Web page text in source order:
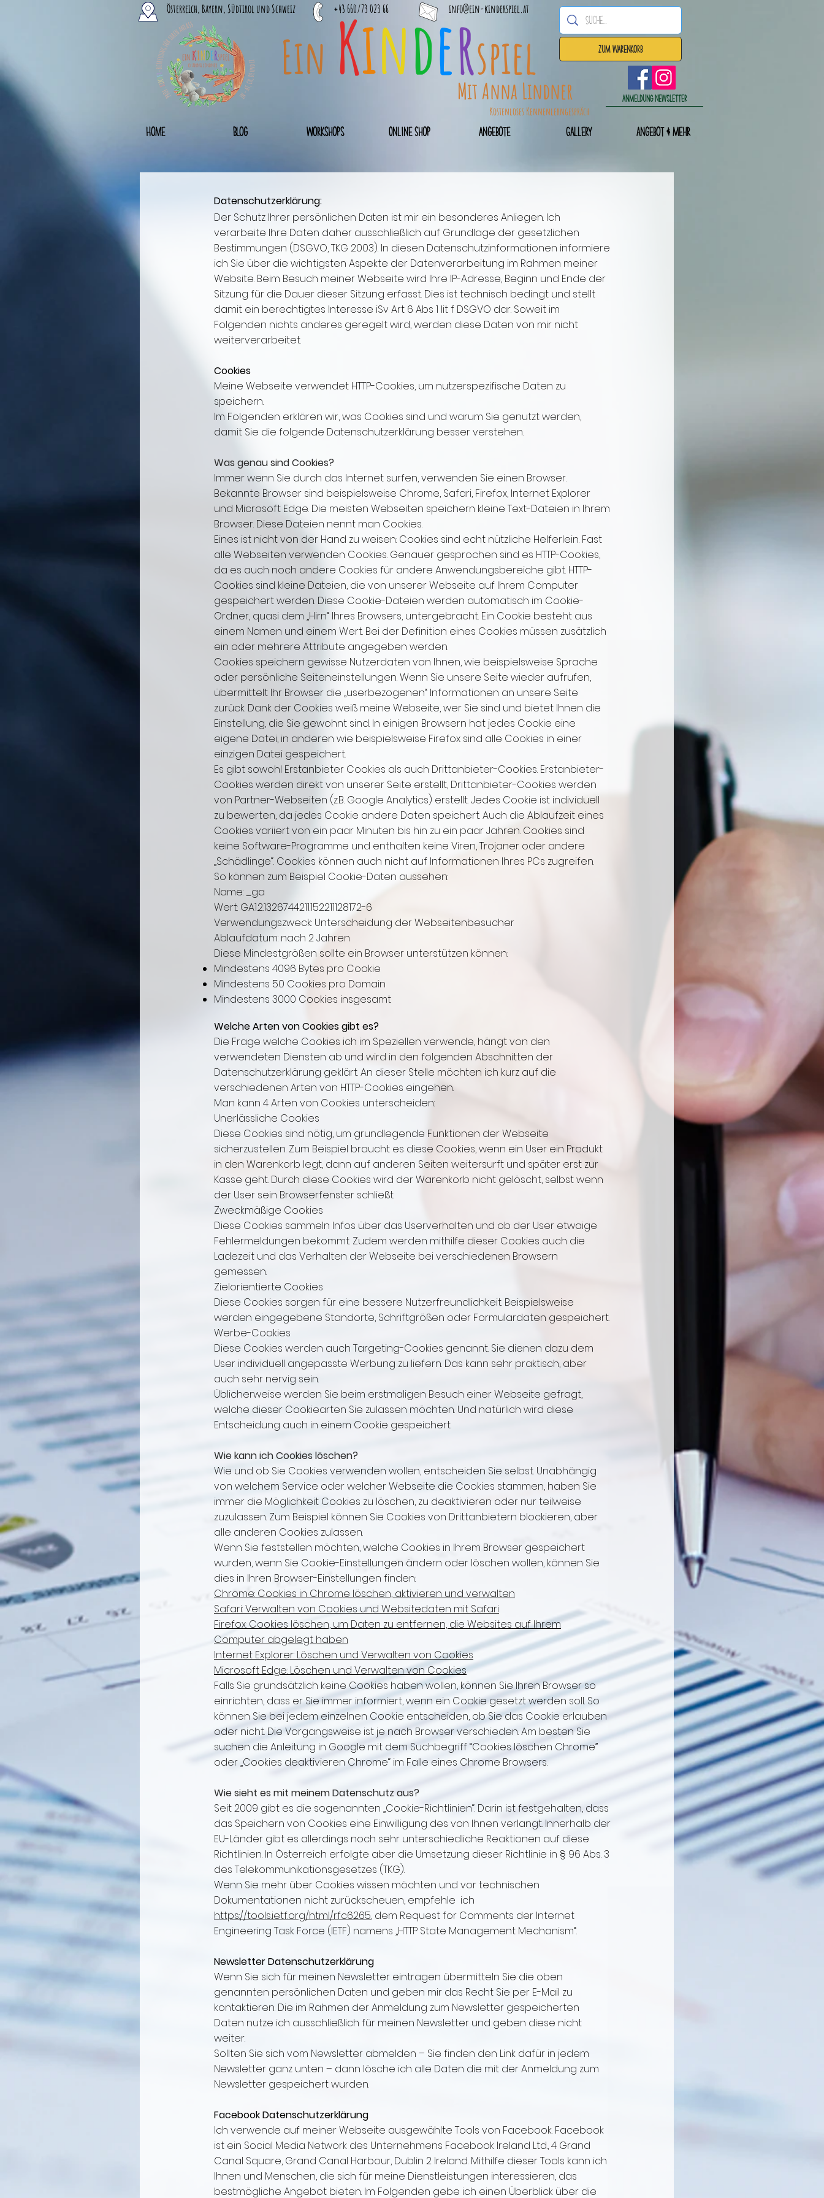
Österreich, Bayern, Südtirol und Schweiz +43 660/73 023 66 info@ein-kinderspiel.at
Ein Kinderspiel
Mit Anna Lindner Anmeldung Newsletter
Zum Warenkorb
Kostenloses Kennenlerngespräch
Home Blog Workshops Online Shop Angebote Gallery Angebot & mehr
Datenschutzerklärung:
Der Schutz Ihrer persönlichen Daten ist mir ein besonderes Anliegen. Ich
verarbeite Ihre Daten daher ausschließlich auf Grundlage der gesetzlichen
Bestimmungen (DSGVO, TKG 2003). In diesen Datenschutzinformationen informiere
ich Sie über die wichtigsten Aspekte der Datenverarbeitung im Rahmen meiner
Website. Beim Besuch meiner Webseite wird Ihre IP-Adresse, Beginn und Ende der
Sitzung für die Dauer dieser Sitzung erfasst. Dies ist technisch bedingt und stellt
damit ein berechtigtes Interesse iSv Art 6 Abs 1 lit f DSGVO dar. Soweit im
Folgenden nichts anderes geregelt wird, werden diese Daten von mir nicht
weiterverarbeitet.
Cookies
Meine Webseite verwendet HTTP-Cookies, um nutzerspezifische Daten zu
speichern.
Im Folgenden erklären wir, was Cookies sind und warum Sie genutzt werden,
damit Sie die folgende Datenschutzerklärung besser verstehen.
Was genau sind Cookies?
Immer wenn Sie durch das Internet surfen, verwenden Sie einen Browser.
Bekannte Browser sind beispielsweise Chrome, Safari, Firefox, Internet Explorer
und Microsoft Edge. Die meisten Webseiten speichern kleine Text-Dateien in Ihrem
Browser. Diese Dateien nennt man Cookies.
Eines ist nicht von der Hand zu weisen: Cookies sind echt nützliche Helferlein. Fast
alle Webseiten verwenden Cookies. Genauer gesprochen sind es HTTP-Cookies,
da es auch noch andere Cookies für andere Anwendungsbereiche gibt. HTTP-
Cookies sind kleine Dateien, die von unserer Webseite auf Ihrem Computer
gespeichert werden. Diese Cookie-Dateien werden automatisch im Cookie-
Ordner, quasi dem „Hirn“ Ihres Browsers, untergebracht. Ein Cookie besteht aus
einem Namen und einem Wert. Bei der Definition eines Cookies müssen zusätzlich
ein oder mehrere Attribute angegeben werden.
Cookies speichern gewisse Nutzerdaten von Ihnen, wie beispielsweise Sprache
oder persönliche Seiteneinstellungen. Wenn Sie unsere Seite wieder aufrufen,
übermittelt Ihr Browser die „userbezogenen“ Informationen an unsere Seite
zurück. Dank der Cookies weiß meine Webseite, wer Sie sind und bietet Ihnen die
Einstellung, die Sie gewohnt sind. In einigen Browsern hat jedes Cookie eine
eigene Datei, in anderen wie beispielsweise Firefox sind alle Cookies in einer
einzigen Datei gespeichert.
Es gibt sowohl Erstanbieter Cookies als auch Drittanbieter-Cookies. Erstanbieter-
Cookies werden direkt von unserer Seite erstellt, Drittanbieter-Cookies werden
von Partner-Webseiten (z.B. Google Analytics) erstellt. Jedes Cookie ist individuell
zu bewerten, da jedes Cookie andere Daten speichert. Auch die Ablaufzeit eines
Cookies variiert von ein paar Minuten bis hin zu ein paar Jahren. Cookies sind
keine Software-Programme und enthalten keine Viren, Trojaner oder andere
„Schädlinge“. Cookies können auch nicht auf Informationen Ihres PCs zugreifen.
So können zum Beispiel Cookie-Daten aussehen:
Name: _ga
Wert: GA1.2.1326744211.152211128172-6
Verwendungszweck: Unterscheidung der Webseitenbesucher
Ablaufdatum: nach 2 Jahren
Diese Mindestgrößen sollte ein Browser unterstützen können:
Mindestens 4096 Bytes pro Cookie
Mindestens 50 Cookies pro Domain
Mindestens 3000 Cookies insgesamt
Welche Arten von Cookies gibt es?
Die Frage welche Cookies ich im Speziellen verwende, hängt von den
verwendeten Diensten ab und wird in den folgenden Abschnitten der
Datenschutzerklärung geklärt. An dieser Stelle möchten ich kurz auf die
verschiedenen Arten von HTTP-Cookies eingehen.
Man kann 4 Arten von Cookies unterscheiden:
Unerlässliche Cookies
Diese Cookies sind nötig, um grundlegende Funktionen der Webseite
sicherzustellen. Zum Beispiel braucht es diese Cookies, wenn ein User ein Produkt
in den Warenkorb legt, dann auf anderen Seiten weitersurft und später erst zur
Kasse geht. Durch diese Cookies wird der Warenkorb nicht gelöscht, selbst wenn
der User sein Browserfenster schließt.
Zweckmäßige Cookies
Diese Cookies sammeln Infos über das Userverhalten und ob der User etwaige
Fehlermeldungen bekommt. Zudem werden mithilfe dieser Cookies auch die
Ladezeit und das Verhalten der Webseite bei verschiedenen Browsern
gemessen.
Zielorientierte Cookies
Diese Cookies sorgen für eine bessere Nutzerfreundlichkeit. Beispielsweise
werden eingegebene Standorte, Schriftgrößen oder Formulardaten gespeichert.
Werbe-Cookies
Diese Cookies werden auch Targeting-Cookies genannt. Sie dienen dazu dem
User individuell angepasste Werbung zu liefern. Das kann sehr praktisch, aber
auch sehr nervig sein.
Üblicherweise werden Sie beim erstmaligen Besuch einer Webseite gefragt,
welche dieser Cookiearten Sie zulassen möchten. Und natürlich wird diese
Entscheidung auch in einem Cookie gespeichert.
Wie kann ich Cookies löschen?
Wie und ob Sie Cookies verwenden wollen, entscheiden Sie selbst. Unabhängig
von welchem Service oder welcher Webseite die Cookies stammen, haben Sie
immer die Möglichkeit Cookies zu löschen, zu deaktivieren oder nur teilweise
zuzulassen. Zum Beispiel können Sie Cookies von Drittanbietern blockieren, aber
alle anderen Cookies zulassen.
Wenn Sie feststellen möchten, welche Cookies in Ihrem Browser gespeichert
wurden, wenn Sie Cookie-Einstellungen ändern oder löschen wollen, können Sie
dies in Ihren Browser-Einstellungen finden:
Chrome: Cookies in Chrome löschen, aktivieren und verwalten
Safari: Verwalten von Cookies und Websitedaten mit Safari
Firefox: Cookies löschen, um Daten zu entfernen, die Websites auf Ihrem
Computer abgelegt haben
Internet Explorer: Löschen und Verwalten von Cookies
Microsoft Edge: Löschen und Verwalten von Cookies
Falls Sie grundsätzlich keine Cookies haben wollen, können Sie Ihren Browser so
einrichten, dass er Sie immer informiert, wenn ein Cookie gesetzt werden soll. So
können Sie bei jedem einzelnen Cookie entscheiden, ob Sie das Cookie erlauben
oder nicht. Die Vorgangsweise ist je nach Browser verschieden. Am besten Sie
suchen die Anleitung in Google mit dem Suchbegriff “Cookies löschen Chrome”
oder „Cookies deaktivieren Chrome“ im Falle eines Chrome Browsers.
Wie sieht es mit meinem Datenschutz aus?
Seit 2009 gibt es die sogenannten „Cookie-Richtlinien“. Darin ist festgehalten, dass
das Speichern von Cookies eine Einwilligung des von Ihnen verlangt. Innerhalb der
EU-Länder gibt es allerdings noch sehr unterschiedliche Reaktionen auf diese
Richtlinien. In Österreich erfolgte aber die Umsetzung dieser Richtlinie in § 96 Abs. 3
des Telekommunikationsgesetzes (TKG).
Wenn Sie mehr über Cookies wissen möchten und vor technischen
Dokumentationen nicht zurückscheuen, empfehle ich
https://tools.ietf.org/html/rfc6265, dem Request for Comments der Internet
Engineering Task Force (IETF) namens „HTTP State Management Mechanism“.
Newsletter Datenschutzerklärung
Wenn Sie sich für meinen Newsletter eintragen übermitteln Sie die oben
genannten persönlichen Daten und geben mir das Recht Sie per E-Mail zu
kontaktieren. Die im Rahmen der Anmeldung zum Newsletter gespeicherten
Daten nutze ich ausschließlich für meinen Newsletter und geben diese nicht
weiter.
Sollten Sie sich vom Newsletter abmelden – Sie finden den Link dafür in jedem
Newsletter ganz unten – dann lösche ich alle Daten die mit der Anmeldung zum
Newsletter gespeichert wurden.
Facebook Datenschutzerklärung
Ich verwende auf meiner Webseite ausgewählte Tools von Facebook. Facebook
ist ein Social Media Network des Unternehmens Facebook Ireland Ltd., 4 Grand
Canal Square, Grand Canal Harbour, Dublin 2 Ireland. Mithilfe dieser Tools kann ich
Ihnen und Menschen, die sich für meine Dienstleistungen interessieren, das
bestmögliche Angebot bieten. Im Folgenden gebe ich einen Überblick über die